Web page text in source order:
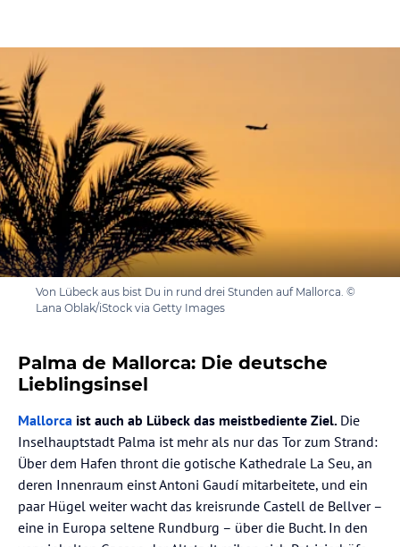
Von Lübeck aus bist Du in rund drei Stunden auf Mallorca. ©
Lana Oblak/iStock via Getty Images
Palma de Mallorca: Die deutsche
Lieblingsinsel
Mallorca ist auch ab Lübeck das meistbediente Ziel. Die
Inselhauptstadt Palma ist mehr als nur das Tor zum Strand:
Über dem Hafen thront die gotische Kathedrale La Seu, an
deren Innenraum einst Antoni Gaudí mitarbeitete, und ein
paar Hügel weiter wacht das kreisrunde Castell de Bellver –
eine in Europa seltene Rundburg – über die Bucht. In den